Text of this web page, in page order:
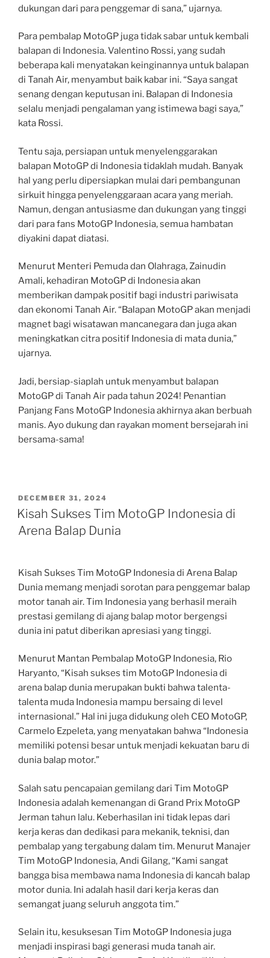
dukungan dari para penggemar di sana,” ujarnya.
Para pembalap MotoGP juga tidak sabar untuk kembali
balapan di Indonesia. Valentino Rossi, yang sudah
beberapa kali menyatakan keinginannya untuk balapan
di Tanah Air, menyambut baik kabar ini. “Saya sangat
senang dengan keputusan ini. Balapan di Indonesia
selalu menjadi pengalaman yang istimewa bagi saya,”
kata Rossi.
Tentu saja, persiapan untuk menyelenggarakan
balapan MotoGP di Indonesia tidaklah mudah. Banyak
hal yang perlu dipersiapkan mulai dari pembangunan
sirkuit hingga penyelenggaraan acara yang meriah.
Namun, dengan antusiasme dan dukungan yang tinggi
dari para fans MotoGP Indonesia, semua hambatan
diyakini dapat diatasi.
Menurut Menteri Pemuda dan Olahraga, Zainudin
Amali, kehadiran MotoGP di Indonesia akan
memberikan dampak positif bagi industri pariwisata
dan ekonomi Tanah Air. “Balapan MotoGP akan menjadi
magnet bagi wisatawan mancanegara dan juga akan
meningkatkan citra positif Indonesia di mata dunia,”
ujarnya.
Jadi, bersiap-siaplah untuk menyambut balapan
MotoGP di Tanah Air pada tahun 2024! Penantian
Panjang Fans MotoGP Indonesia akhirnya akan berbuah
manis. Ayo dukung dan rayakan moment bersejarah ini
bersama-sama!
POSTED
ON
DECEMBER 31, 2024
Kisah Sukses Tim MotoGP Indonesia di
Arena Balap Dunia
Kisah Sukses Tim MotoGP Indonesia di Arena Balap
Dunia memang menjadi sorotan para penggemar balap
motor tanah air. Tim Indonesia yang berhasil meraih
prestasi gemilang di ajang balap motor bergengsi
dunia ini patut diberikan apresiasi yang tinggi.
Menurut Mantan Pembalap MotoGP Indonesia, Rio
Haryanto, “Kisah sukses tim MotoGP Indonesia di
arena balap dunia merupakan bukti bahwa talenta-
talenta muda Indonesia mampu bersaing di level
internasional.” Hal ini juga didukung oleh CEO MotoGP,
Carmelo Ezpeleta, yang menyatakan bahwa “Indonesia
memiliki potensi besar untuk menjadi kekuatan baru di
dunia balap motor.”
Salah satu pencapaian gemilang dari Tim MotoGP
Indonesia adalah kemenangan di Grand Prix MotoGP
Jerman tahun lalu. Keberhasilan ini tidak lepas dari
kerja keras dan dedikasi para mekanik, teknisi, dan
pembalap yang tergabung dalam tim. Menurut Manajer
Tim MotoGP Indonesia, Andi Gilang, “Kami sangat
bangga bisa membawa nama Indonesia di kancah balap
motor dunia. Ini adalah hasil dari kerja keras dan
semangat juang seluruh anggota tim.”
Selain itu, kesuksesan Tim MotoGP Indonesia juga
menjadi inspirasi bagi generasi muda tanah air.